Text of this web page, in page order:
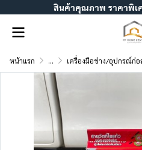
สินค้าคุณภาพ ราคาพิเ
หน้าแรก ... เครื่องมือช่าง/อุปกรณ์ก่อสร้า